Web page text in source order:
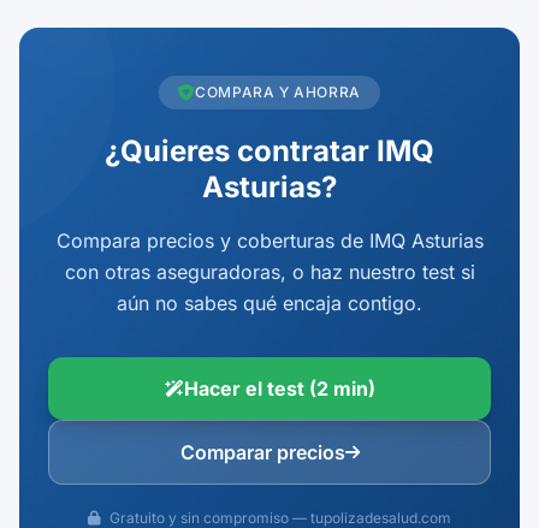
COMPARA Y AHORRA
¿Quieres contratar IMQ
Asturias?
Compara precios y coberturas de IMQ Asturias
con otras aseguradoras, o haz nuestro test si
aún no sabes qué encaja contigo.
Hacer el test (2 min)
Comparar precios
Gratuito y sin compromiso — tupolizadesalud.com